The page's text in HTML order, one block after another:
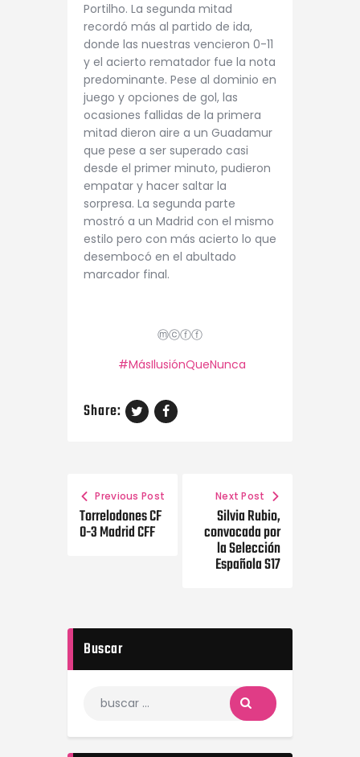
Portilho. La segunda mitad
recordó más al partido de ida,
donde las nuestras vencieron 0-11
y el acierto rematador fue la nota
predominante. Pese al dominio en
juego y opciones de gol, las
ocasiones fallidas de la primera
mitad dieron aire a un Guadamur
que pese a ser superado casi
desde el primer minuto, pudieron
empatar y hacer saltar la
sorpresa. La segunda parte
mostró a un Madrid con el mismo
estilo pero con más acierto lo que
desembocó en el abultado
marcador final.
ⓜⓒⓕⓕ
#MásIlusiónQueNunca
Share:
Previous Post
Torrelodones CF
0-3 Madrid CFF
Next Post
Silvia Rubio,
convocada por
la Selección
Española S17
Buscar